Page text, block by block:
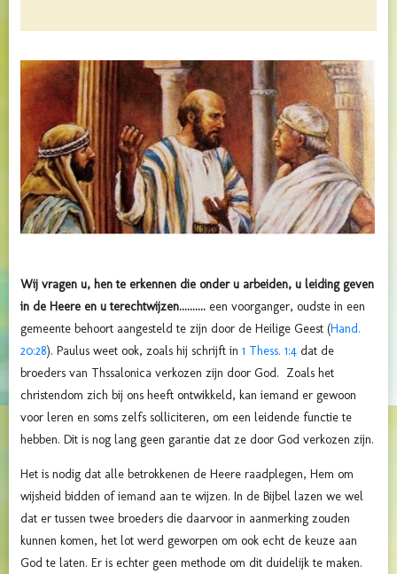
Wij vragen u, hen te erkennen die onder u arbeiden, u leiding geven
in de Heere en u terechtwijzen.......... een voorganger, oudste in een
gemeente behoort aangesteld te zijn door de Heilige Geest (Hand.
20:28). Paulus weet ook, zoals hij schrijft in 1 Thess. 1:4 dat de
broeders van Thssalonica verkozen zijn door God. Zoals het
christendom zich bij ons heeft ontwikkeld, kan iemand er gewoon
voor leren en soms zelfs solliciteren, om een leidende functie te
hebben. Dit is nog lang geen garantie dat ze door God verkozen zijn.
Het is nodig dat alle betrokkenen de Heere raadplegen, Hem om
wijsheid bidden of iemand aan te wijzen. In de Bijbel lazen we wel
dat er tussen twee broeders die daarvoor in aanmerking zouden
kunnen komen, het lot werd geworpen om ook echt de keuze aan
God te laten. Er is echter geen methode om dit duidelijk te maken.